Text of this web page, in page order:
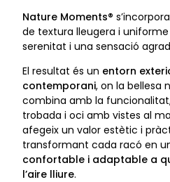
Nature Moments®
de textura lleugera i
serenitat i una sensació
El resultat és un entorn
contemporani, on la bellesa
combina amb la
trobada i oci amb vistes al
afegeix un valor estètic i
transformant cada racó en
confortable i adaptable a
l’aire lliure.